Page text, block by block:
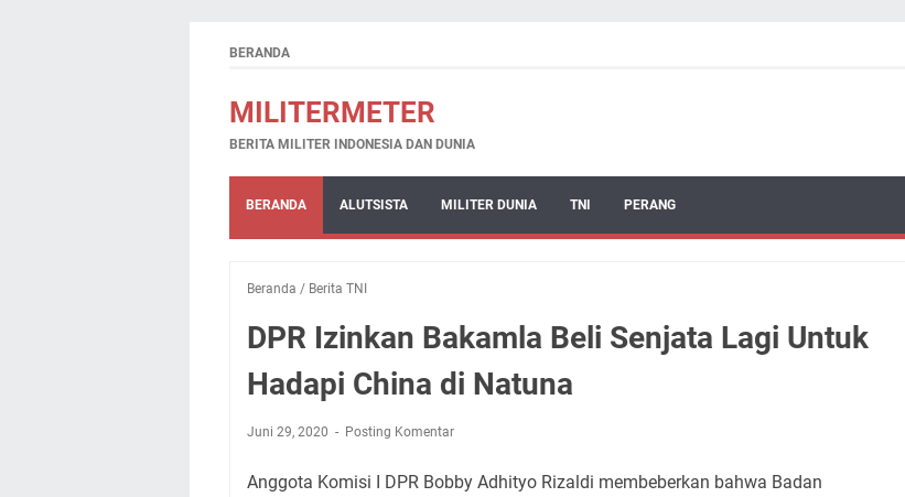
BERANDA
MILITERMETER
BERITA MILITER INDONESIA DAN DUNIA
BERANDA ALUTSISTA MILITER DUNIA TNI PERANG
Beranda / Berita TNI
DPR Izinkan Bakamla Beli Senjata Lagi Untuk
Hadapi China di Natuna
Juni 29, 2020 Posting Komentar
Anggota Komisi I DPR Bobby Adhityo Rizaldi membeberkan bahwa Badan